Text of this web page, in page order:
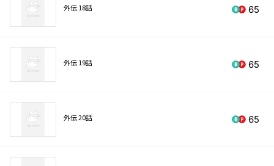
外伝 18話 65
外伝 19話 65
外伝 20話 65